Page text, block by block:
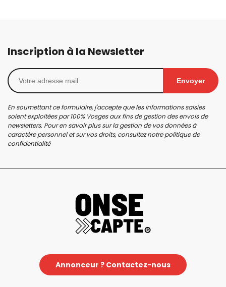
Inscription à la Newsletter
Envoyer
En soumettant ce formulaire, j'accepte que les informations saisies
soient exploitées par 100% Vosges aux fins de gestion des envois de
newsletters. Pour en savoir plus sur la gestion de vos données à
caractère personnel et sur vos droits, consultez notrepolitique de
confidentialité
Annonceur ? Contactez-nous